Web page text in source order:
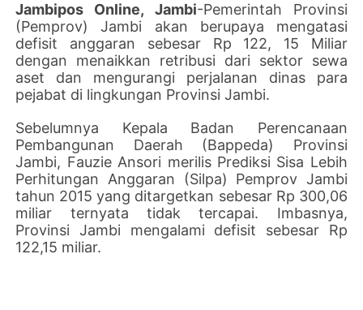
Jambipos Online, Jambi-Pemerintah Provinsi
(Pemprov) Jambi akan berupaya mengatasi
defisit anggaran sebesar Rp 122, 15 Miliar
dengan menaikkan retribusi dari sektor sewa
aset dan mengurangi perjalanan dinas para
pejabat di lingkungan Provinsi Jambi.
Sebelumnya Kepala Badan Perencanaan
Pembangunan Daerah (Bappeda) Provinsi
Jambi, Fauzie Ansori merilis Prediksi Sisa Lebih
Perhitungan Anggaran (Silpa) Pemprov Jambi
tahun 2015 yang ditargetkan sebesar Rp 300,06
miliar ternyata tidak tercapai. Imbasnya,
Provinsi Jambi mengalami defisit sebesar Rp
122,15 miliar.